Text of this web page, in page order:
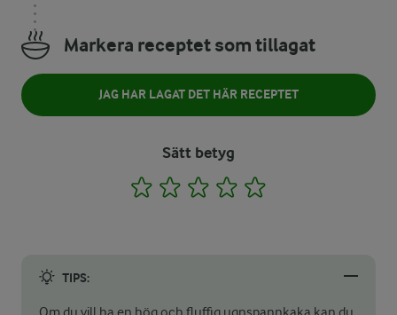
Markera receptet som tillagat
JAG HAR LAGAT DET HÄR RECEPTET
Sätt betyg
1 2 3 4
TIPS: